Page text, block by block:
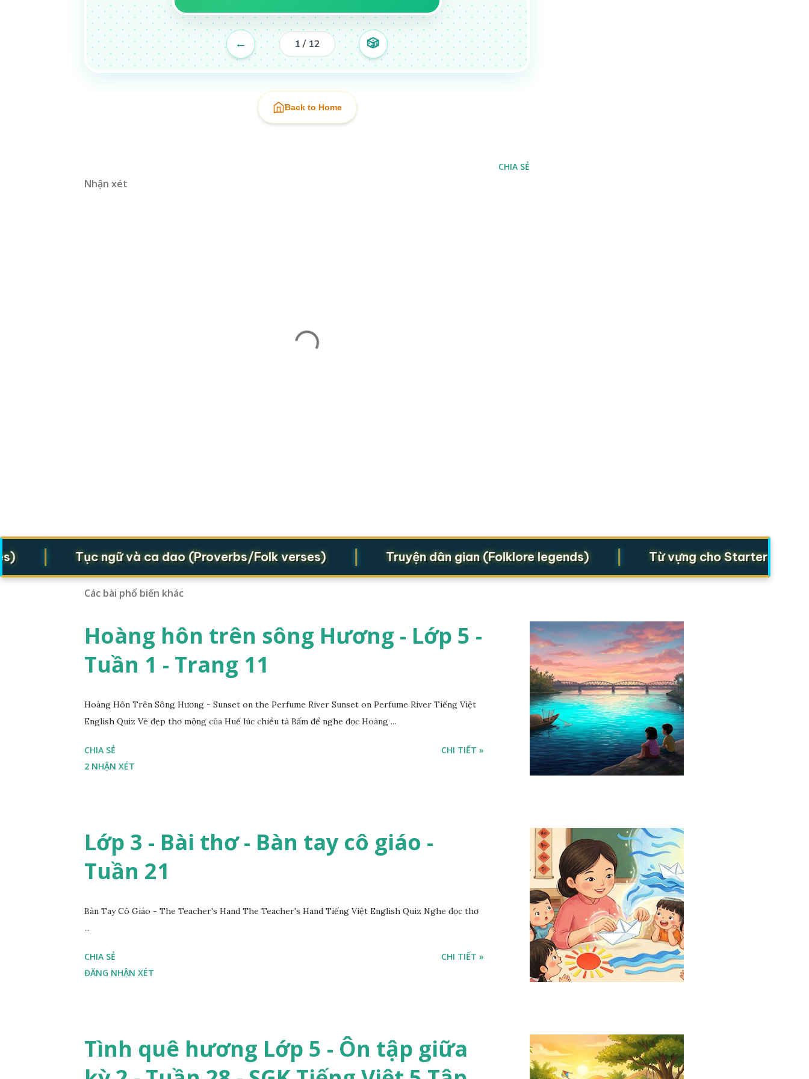
← 1 / 12 🎲
Back to Home
CHIA SẺ
Nhận xét
| Tục ngữ và ca dao (Proverbs/Folk verses) | Truyện dân gian (Folklore legends) | Từ vựng cho Starters, Movers,
Các bài phổ biến khác
Hoàng hôn trên sông Hương - Lớp 5 -
Tuần 1 - Trang 11
Hoàng Hôn Trên Sông Hương - Sunset on the Perfume River Sunset on Perfume River Tiếng Việt
English Quiz Vẻ đẹp thơ mộng của Huế lúc chiều tà Bấm để nghe đọc Hoàng ...
CHIA SẺ
2 NHẬN XÉT
CHI TIẾT »
Lớp 3 - Bài thơ - Bàn tay cô giáo -
Tuần 21
Bàn Tay Cô Giáo - The Teacher's Hand The Teacher's Hand Tiếng Việt English Quiz Nghe đọc thơ
...
CHIA SẺ
ĐĂNG NHẬN XÉT
CHI TIẾT »
Tình quê hương Lớp 5 - Ôn tập giữa